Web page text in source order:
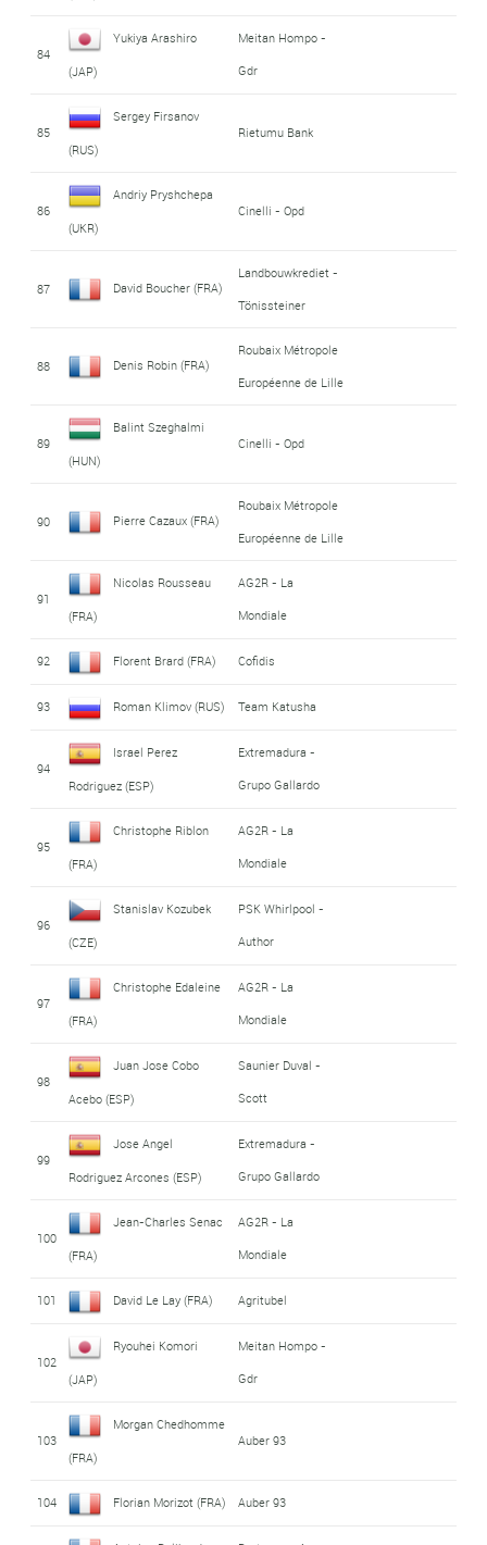
84
Yukiya Arashiro
(JAP)
Meitan Hompo -
Gdr
85
Sergey Firsanov
(RUS)
Rietumu Bank
86
Andriy Pryshchepa
(UKR)
Cinelli - Opd
87 David Boucher (FRA)
Landbouwkrediet -
Tönissteiner
88 Denis Robin (FRA)
Roubaix Métropole
Européenne de Lille
89
Balint Szeghalmi
(HUN)
Cinelli - Opd
90 Pierre Cazaux (FRA)
Roubaix Métropole
Européenne de Lille
91
Nicolas Rousseau
(FRA)
AG2R - La
Mondiale
92 Florent Brard (FRA) Cofidis
93 Roman Klimov (RUS) Team Katusha
94
Israel Perez
Rodriguez (ESP)
Extremadura -
Grupo Gallardo
95
Christophe Riblon
(FRA)
AG2R - La
Mondiale
96
Stanislav Kozubek
(CZE)
PSK Whirlpool -
Author
97
Christophe Edaleine
(FRA)
AG2R - La
Mondiale
98
Juan Jose Cobo
Acebo (ESP)
Saunier Duval -
Scott
99
Jose Angel
Rodriguez Arcones (ESP)
Extremadura -
Grupo Gallardo
100
Jean-Charles Senac
(FRA)
AG2R - La
Mondiale
101 David Le Lay (FRA) Agritubel
102
Ryouhei Komori
(JAP)
Meitan Hompo -
Gdr
103
Morgan Chedhomme
(FRA)
Auber 93
104 Florian Morizot (FRA) Auber 93